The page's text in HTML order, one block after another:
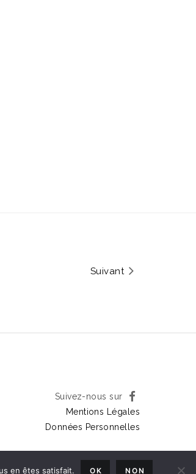
Suivant
Suivez-nous sur
Mentions Légales
Données Personnelles
en êtes satisfait. OK NON